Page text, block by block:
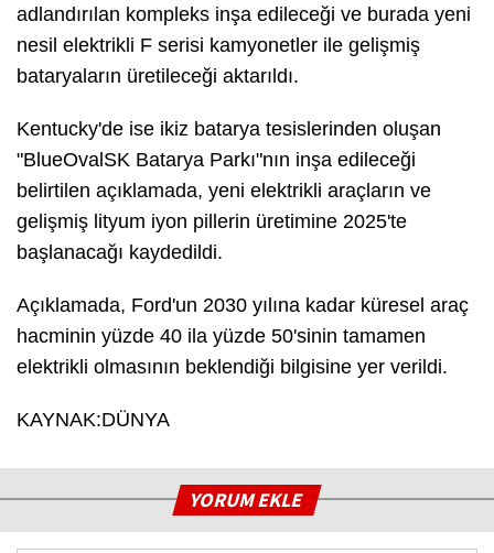
adlandırılan kompleks inşa edileceği ve burada yeni
nesil elektrikli F serisi kamyonetler ile gelişmiş
bataryaların üretileceği aktarıldı.
Kentucky'de ise ikiz batarya tesislerinden oluşan
"BlueOvalSK Batarya Parkı"nın inşa edileceği
belirtilen açıklamada, yeni elektrikli araçların ve
gelişmiş lityum iyon pillerin üretimine 2025'te
başlanacağı kaydedildi.
Açıklamada, Ford'un 2030 yılına kadar küresel araç
hacminin yüzde 40 ila yüzde 50'sinin tamamen
elektrikli olmasının beklendiği bilgisine yer verildi.
KAYNAK:DÜNYA
YORUM EKLE